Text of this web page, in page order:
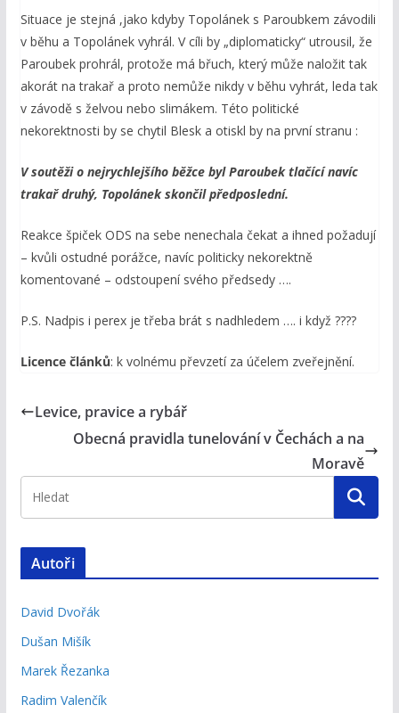
Situace je stejná ,jako kdyby Topolánek s Paroubkem závodili
v běhu a Topolánek vyhrál. V cíli by „diplomaticky“ utrousil, že
Paroubek prohrál, protože má břuch, který může naložit tak
akorát na trakař a proto nemůže nikdy v běhu vyhrát, leda tak
v závodě s želvou nebo slimákem. Této politické
nekorektnosti by se chytil Blesk a otiskl by na první stranu :
V soutěži o nejrychlejšího běžce byl Paroubek tlačící navíc
trakař druhý, Topolánek skončil předposlední.
Reakce špiček ODS na sebe nenechala čekat a ihned požadují
– kvůli ostudné porážce, navíc politicky nekorektně
komentované – odstoupení svého předsedy ….
P.S. Nadpis i perex je třeba brát s nadhledem …. i když ????
Licence článků: k volnému převzetí za účelem zveřejnění.
Levice, pravice a rybář
Obecná pravidla tunelování v Čechách a na
Moravě
Autoři
David Dvořák
Dušan Mišík
Marek Řezanka
Radim Valenčík